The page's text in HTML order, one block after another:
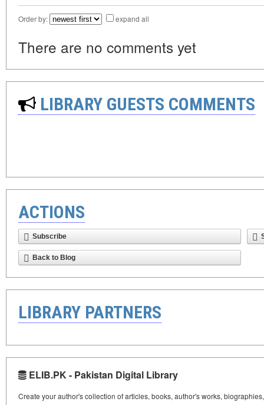
Order by: expand all
There are no comments yet
LIBRARY GUESTS COMMENTS
ACTIONS
Subscribe
Back to Blog
LIBRARY PARTNERS
ELIB.PK - Pakistan Digital Library
Create your author's collection of articles, books, author's works,